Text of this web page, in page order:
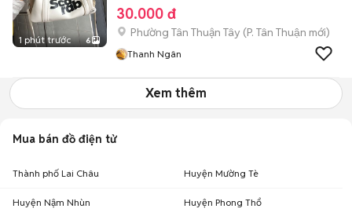
1 phút trước 6
30.000 đ
Phường Tân Thuận Tây (P. Tân Thuận mới)
Thanh Ngân
Xem thêm
Mua bán đồ điện tử
Thành phố Lai Châu Huyện Mường Tè
Huyện Nậm Nhùn Huyện Phong Thổ